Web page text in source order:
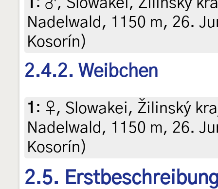
Nadelwald, 1150 m, 26.
Kosorín)
2.4.2. Weibchen
1 : ♀, Slowakei, Žilinský
Nadelwald, 1150 m, 26.
Kosorín)
2.5.